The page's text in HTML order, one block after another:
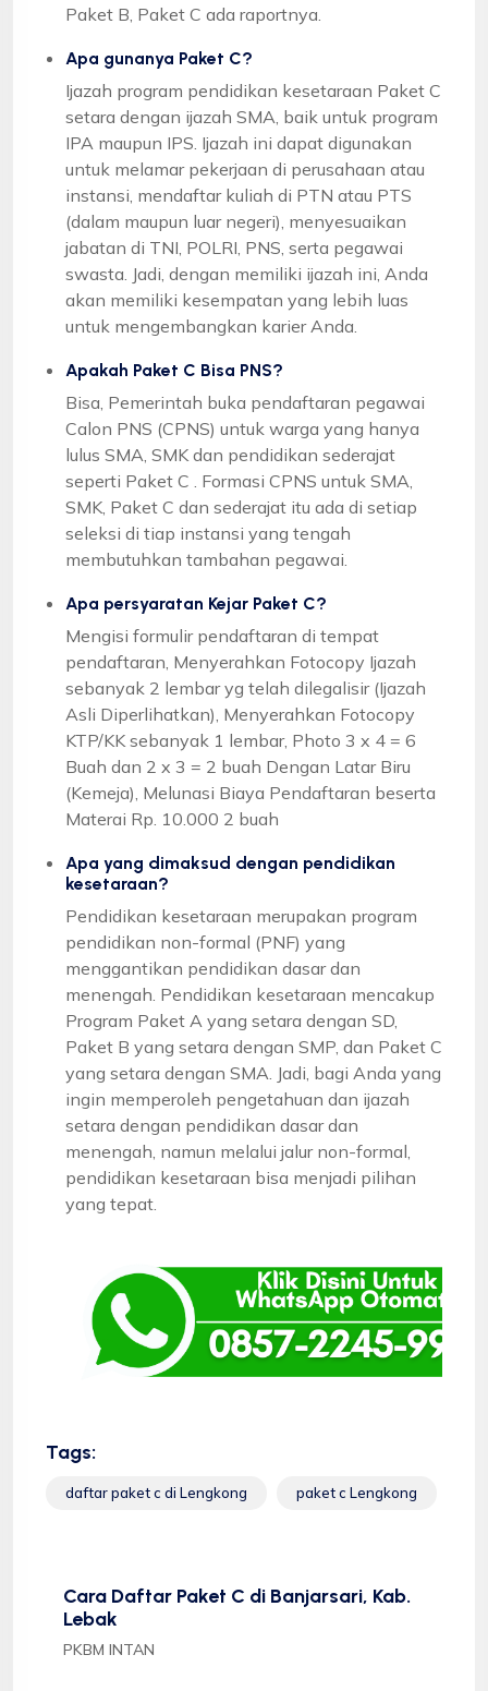
Paket B, Paket C ada raportnya.
Apa gunanya Paket C?
Ijazah program pendidikan kesetaraan Paket C
setara dengan ijazah SMA, baik untuk program
IPA maupun IPS. Ijazah ini dapat digunakan
untuk melamar pekerjaan di perusahaan atau
instansi, mendaftar kuliah di PTN atau PTS
(dalam maupun luar negeri), menyesuaikan
jabatan di TNI, POLRI, PNS, serta pegawai
swasta. Jadi, dengan memiliki ijazah ini, Anda
akan memiliki kesempatan yang lebih luas
untuk mengembangkan karier Anda.
Apakah Paket C Bisa PNS?
Bisa, Pemerintah buka pendaftaran pegawai
Calon PNS (CPNS) untuk warga yang hanya
lulus SMA, SMK dan pendidikan sederajat
seperti Paket C . Formasi CPNS untuk SMA,
SMK, Paket C dan sederajat itu ada di setiap
seleksi di tiap instansi yang tengah
membutuhkan tambahan pegawai.
Apa persyaratan Kejar Paket C?
Mengisi formulir pendaftaran di tempat
pendaftaran, Menyerahkan Fotocopy Ijazah
sebanyak 2 lembar yg telah dilegalisir (Ijazah
Asli Diperlihatkan), Menyerahkan Fotocopy
KTP/KK sebanyak 1 lembar, Photo 3 x 4 = 6
Buah dan 2 x 3 = 2 buah Dengan Latar Biru
(Kemeja), Melunasi Biaya Pendaftaran beserta
Materai Rp. 10.000 2 buah
Apa yang dimaksud dengan pendidikan
kesetaraan?
Pendidikan kesetaraan merupakan program
pendidikan non-formal (PNF) yang
menggantikan pendidikan dasar dan
menengah. Pendidikan kesetaraan mencakup
Program Paket A yang setara dengan SD,
Paket B yang setara dengan SMP, dan Paket C
yang setara dengan SMA. Jadi, bagi Anda yang
ingin memperoleh pengetahuan dan ijazah
setara dengan pendidikan dasar dan
menengah, namun melalui jalur non-formal,
pendidikan kesetaraan bisa menjadi pilihan
yang tepat.
Tags:
daftar paket c di Lengkong paket c Lengkong
Cara Daftar Paket C di Banjarsari, Kab.
Lebak
PKBM INTAN